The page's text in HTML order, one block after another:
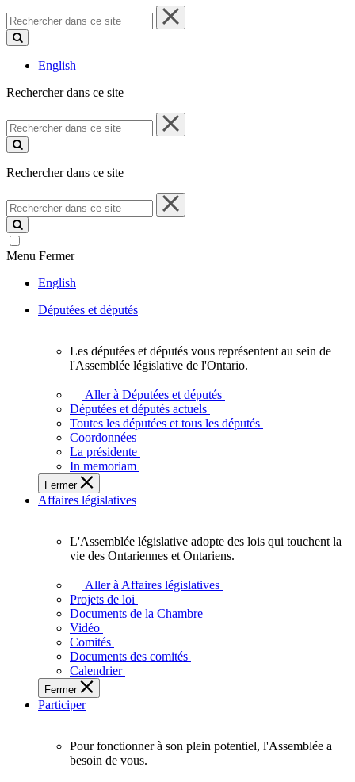
Rechercher
dans
ce
English
Rechercher dans ce site
Rechercher
dans
ce
Rechercher dans ce site
Rechercher
dans
ce
site
Menu Fermer
English
Députées et députés
députés
vous
représentent
sein
de
l'Assemblée
législative
l'Ontario.
Les députées et députés vous représentent au sein de
l'Assemblée législative de l'Ontario.
Aller à Députées et députés
Députées et députés actuels
Toutes les députées et tous les députés
Coordonnées
La présidente
In memoriam
Fermer
Affaires législatives
L'Assemblée
adopte
touchent
des
Ontariennes
et
L'Assemblée législative adopte des lois qui touchent la
vie des Ontariennes et Ontariens.
Aller à Affaires législatives
Projets de loi
Documents de la Chambre
Vidéo
Comités
Documents des comités
Calendrier
Fermer
Participer
Pour fonctionner à son plein potentiel, l'Assemblée a
besoin de vous.